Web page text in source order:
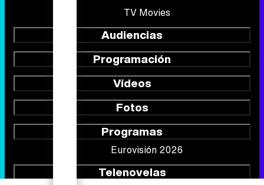
TV Movies
Audiencias
Programación
Vídeos
Fotos
Programas
Eurovisión 2026
Telenovelas